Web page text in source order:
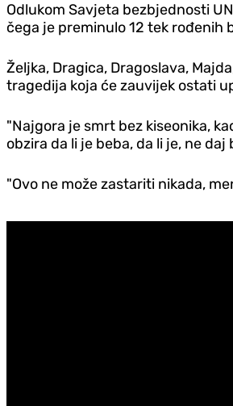
Odlukom Savjeta bezbjednosti
čega je preminulo 12 tek rođenih
Željka, Dragica, Dragoslava,
tragedija koja će zauvijek ostati
"Najgora je smrt bez kiseonika,
obzira da li je beba, da li je, ne
"Ovo ne može zastariti nikada,